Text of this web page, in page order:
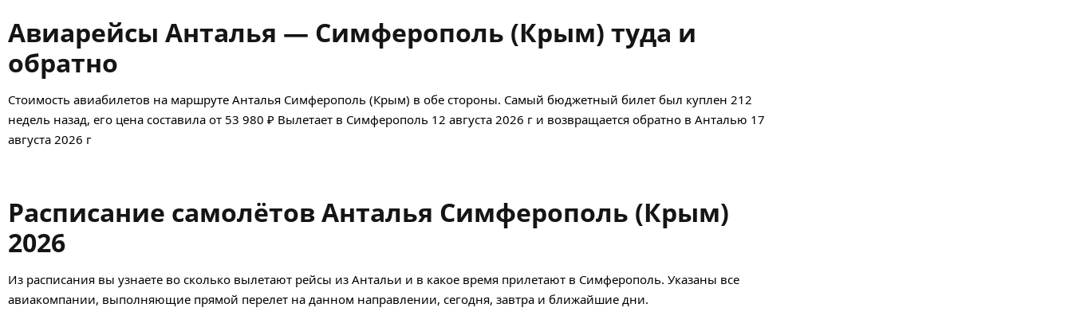
Авиарейсы Анталья — Симферополь (Крым) туда и
обратно
Стоимость авиабилетов на маршруте Анталья Симферополь (Крым) в обе стороны. Самый бюджетный билет был куплен 212
недель назад, его цена составила от 53 980 ₽ Вылетает в Симферополь 12 августа 2026 г и возвращается обратно в Анталью 17
августа 2026 г
Расписание самолётов Анталья Симферополь (Крым)
2026
Из расписания вы узнаете во сколько вылетают рейсы из Антальи и в какое время прилетают в Симферополь. Указаны все
авиакомпании, выполняющие прямой перелет на данном направлении, сегодня, завтра и ближайшие дни.